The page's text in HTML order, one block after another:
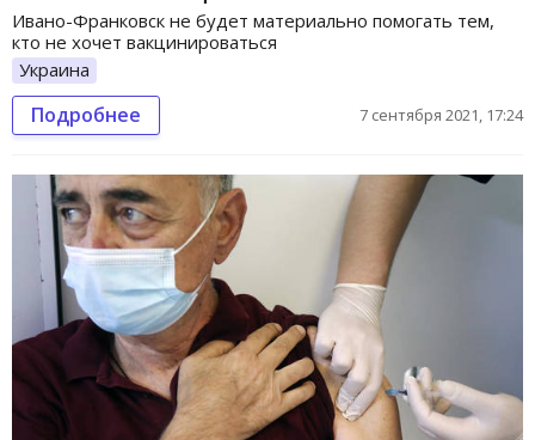
Ивано-Франковск не будет материально помогать тем,
кто не хочет вакцинироваться
Украина
Подробнее 7 сентября 2021, 17:24